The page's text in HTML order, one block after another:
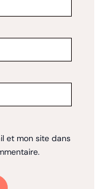
et mon site dans